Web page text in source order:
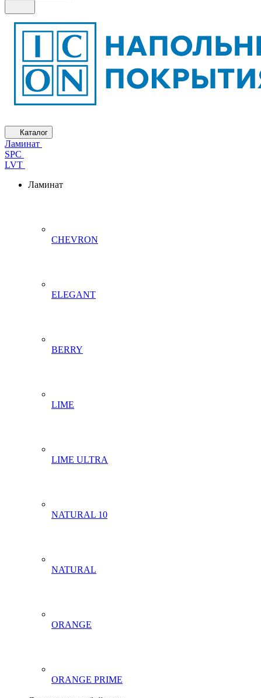
Каталог
Ламинат
SPC
LVT
Ламинат
CHEVRON
ELEGANT
BERRY
LIME
LIME ULTRA
NATURAL 10
NATURAL
ORANGE
ORANGE PRIME